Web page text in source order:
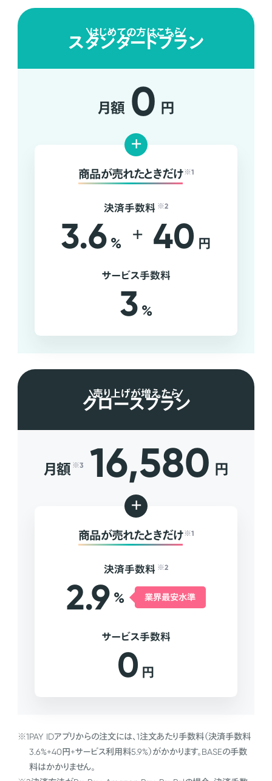
はじめての方はこちら
スタンダードプラン
月額 0 円
+
商品が売れたときだけ ※1
決済手数料 ※2
3.6 % + 40 円
サービス手数料
3 %
売り上げが増えたら
グロースプラン
月額 ※3 16,580 円
+
商品が売れたときだけ ※1
決済手数料 ※2
2.9 % 業界最安水準
サービス手数料
0 円
※1PAY IDアプリからの注文には、1注文あたり手数料（決済手数料
3.6%+40円+サービス利用料5.9%）がかかります。BASEの手数
料はかかりません。